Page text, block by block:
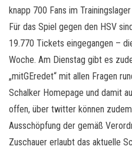
knapp 700 Fans im
Für das Spiel gegen den HSV
19.770 Tickets eingegangen –
Woche. Am Dienstag gibt es
„mitGEredet“ mit allen Fragen
Schalker Homepage und damit
offen, über twitter können
Ausschöpfung der gemäß
Zuschauer erlaubt das aktuelle